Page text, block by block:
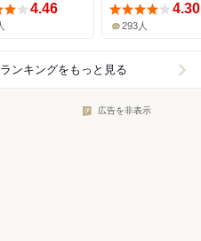
4.46 4.30
293人
ンキングをもっと見る
広告を非表示